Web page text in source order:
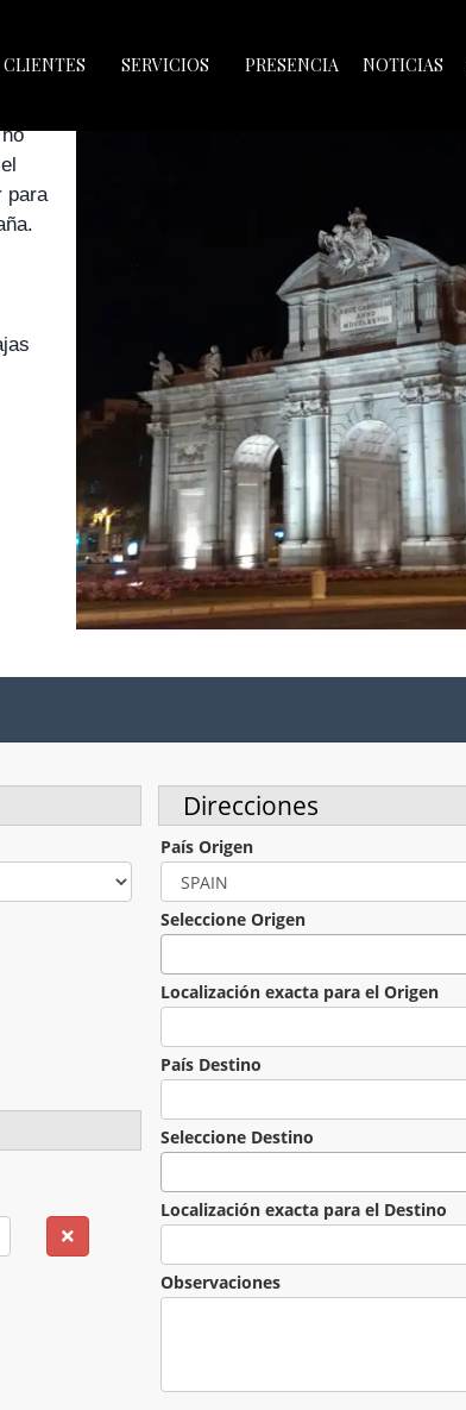
CLIENTES SERVICIOS PRESENCIA NOTICIAS
MADRID
para